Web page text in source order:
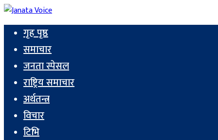
गृह पृष्ठ
समाचार
जनता स्पेसल
राष्ट्रिय समाचार
अर्थतन्त्र
विचार
टिभि